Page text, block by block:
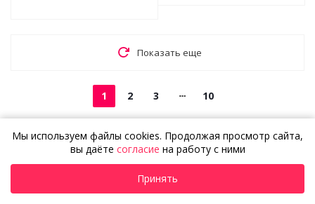
Показать еще
1 2 3 10
Не нашли То Самое?
по собственному дизайну!
Мы используем файлы cookies. Продолжая просмотр сайта,
вы даёте согласие на работу с ними
Принять